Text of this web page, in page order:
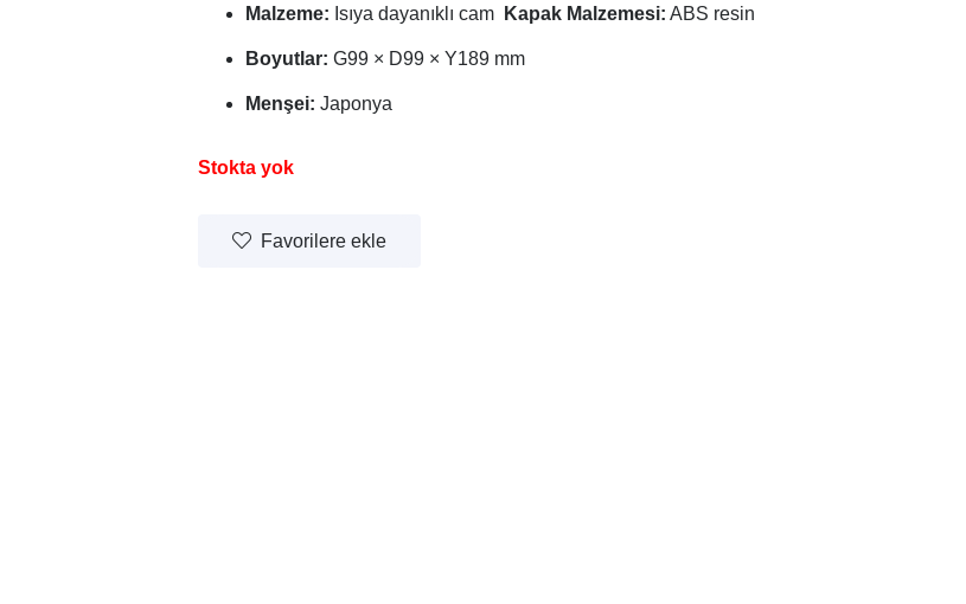
Malzeme: Isıya dayanıklı cam Kapak Malzemesi: ABS resin
Boyutlar: G99 × D99 × Y189 mm
Menşei: Japonya
Stokta yok
Favorilere ekle